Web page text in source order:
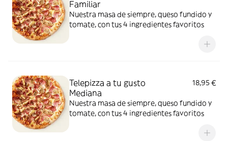
Familiar
Nuestra masa de siempre, queso fundido y
tomate, con tus 4 ingredientes favoritos
Telepizza a tu gusto
Mediana
18,95 €
Nuestra masa de siempre, queso fundido y
tomate, con tus 4 ingredientes favoritos